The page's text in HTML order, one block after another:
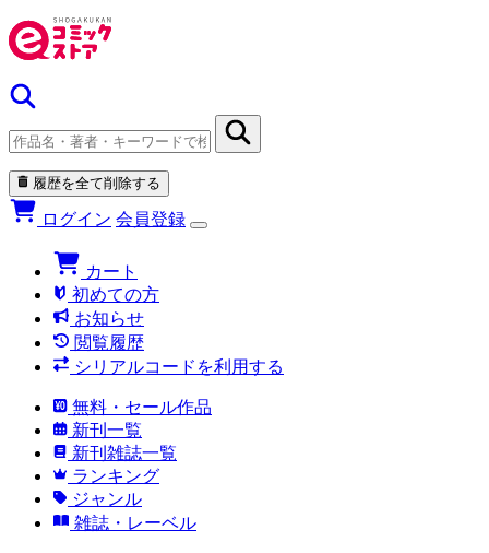
履歴を全て削除する
ログイン 会員登録
カート
初めての方
お知らせ
閲覧履歴
シリアルコードを利用する
無料・セール作品
新刊一覧
新刊雑誌一覧
ランキング
ジャンル
雑誌・レーベル